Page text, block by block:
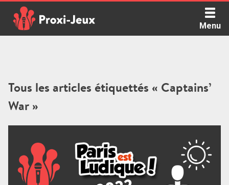
content
Menu
Tous les articles étiquettés « Captains’
War »